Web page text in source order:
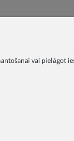
vai pielāgot